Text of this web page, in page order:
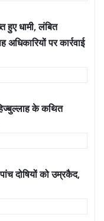
हुए धामी, लंबित
पर कार्रवाई
के कथित
दोषियों को उम्रकैद,